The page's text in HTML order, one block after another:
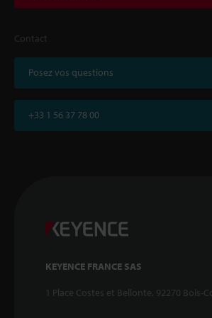
Contact
Posez vos questions
+33 1 56 37 78 00
KEYENCE FRANCE SAS
1 Place Costes et Bellonte, 92270 Bois-